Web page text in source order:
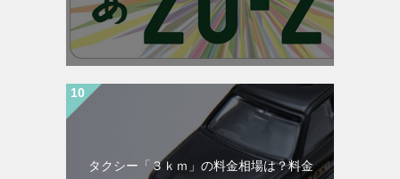
タクシー「３ｋｍ」の料金相場は？料金